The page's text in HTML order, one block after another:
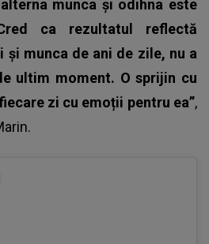
munca și odihna este
ca rezultatul reflectă
și munca de ani de zile, nu a
ultim moment. O sprijin cu
zi cu emoții pentru ea”,